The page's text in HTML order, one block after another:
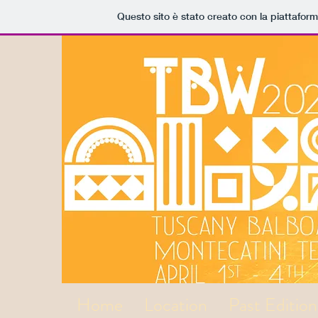
Questo sito è stato creato con la
Home Location Past